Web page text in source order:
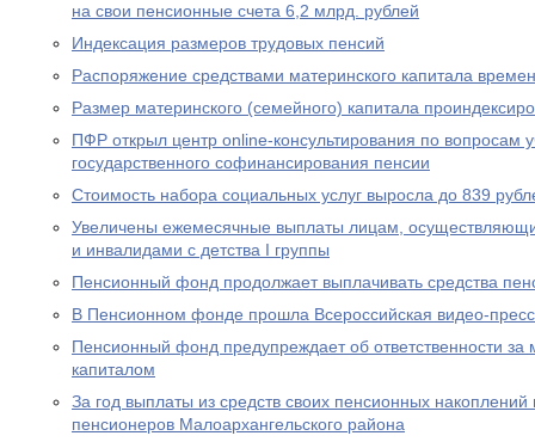
на свои пенсионные счета 6,2 млрд. рублей
Индексация размеров трудовых пенсий
Распоряжение средствами материнского капитала
Размер материнского (семейного) капитала
ПФР открыл центр online-консультирования по вопросам
государственного софинансирования пенсии
Стоимость набора социальных услуг выросла до 839
Увеличены ежемесячные выплаты лицам,
и инвалидами с детства I группы
Пенсионный фонд продолжает выплачивать средства
В Пенсионном фонде прошла Всероссийская видео-
Пенсионный фонд предупреждает об ответственности
капиталом
За год выплаты из средств своих пенсионных накоплений
пенсионеров Малоархангельского района